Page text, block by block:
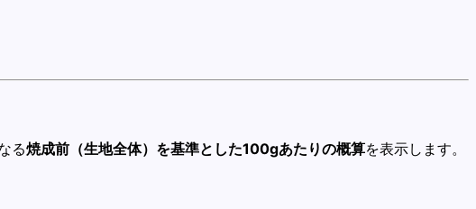
る焼成前（生地全体）を基準とした100gあたりの概算を表示します。